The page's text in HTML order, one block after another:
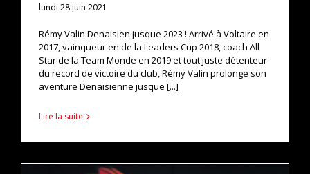
lundi 28 juin 2021
Rémy Valin Denaisien jusque 2023 ! Arrivé à Voltaire en
2017, vainqueur en de la Leaders Cup 2018, coach All
Star de la Team Monde en 2019 et tout juste détenteur
du record de victoire du club, Rémy Valin prolonge son
aventure Denaisienne jusque [...]
Lire la suite